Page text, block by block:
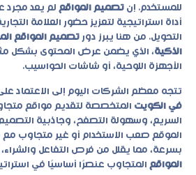
للمستخدم. إن تصميم المواقع لم يعد مجرد
أداة استراتيجية لتعزيز حضور العلامة
التحويل. من هنا يبرز دور تصميم المواقع
الذكية، الذي يضمن عرض المحتوى بشكل
الأجهزة اللوحية، أو شاشات الحواسيب.
تتجه معظم الشركات اليوم إلى الاعتماد
في الكويت المتخصصة لتقديم مواقع
السريع، وسهولة التصفح، وجاذبية
الموقع صعب الاستخدام أو غير متجاوب مع
بسرعة، مما يقلل من فرص التفاعل
المواقع المتجاوب عنصرًا أساسيًا في